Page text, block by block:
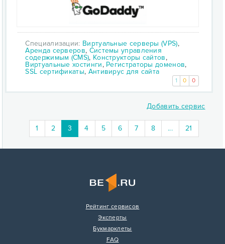
Специализации: Виртуальные серверы (VPS),
Аренда серверов, Системы управления
содержимым (CMS), Конструкторы сайтов,
Виртуальные хостинги, Регистраторы доменов,
SSL сертификаты, Антивирус для сайта
1 0 0
Добавить сервис
1 2 3 (current)
4 5 6 7 8 ... 21
Рейтинг сервисов
Эксперты
Букмарклеты
FAQ